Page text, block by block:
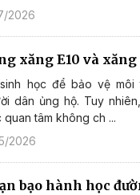
2026
xăng E10 và xăng
học để bảo vệ môi
dân ủng hộ. Tuy
tâm không ch ...
2026
bạo hành học